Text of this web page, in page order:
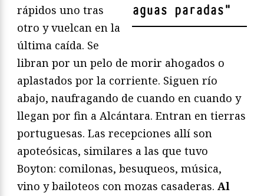
aguas paradas"
rápidos uno tras
otro y vuelcan en la
última caída. Se
libran por un pelo de morir ahogados o
aplastados por la corriente. Siguen río
abajo, naufragando de cuando en cuando y
llegan por fin a Alcántara. Entran en tierras
portuguesas. Las recepciones allí son
apoteósicas, similares a las que tuvo
Boyton: comilonas, besuqueos, música,
vino y bailoteos con mozas casaderas. Al